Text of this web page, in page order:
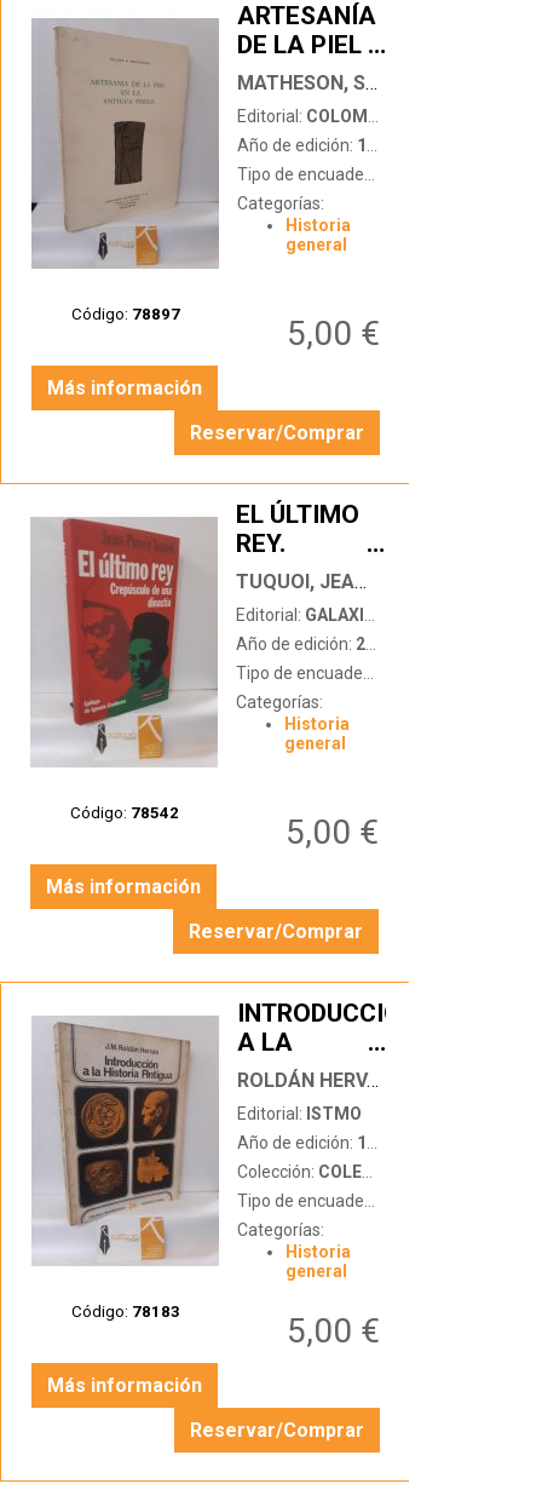
Código: 78897
ARTESANÍA
DE LA PIEL
EN LA
ANTIGUA
PERSIA
…
MATHESON, SYLVIA A.
Editorial: COLOMER MUNMANY (FÁBRICA DE CURTIDOS)
Año de edición: 1978
Tipo de encuadernación:
Categorías:
Historia
general
5,00 €
Más información
Reservar/Comprar
Código: 78542
EL ÚLTIMO
REY.
CREPÚSCULO
DE UNA
DINASTÍA
…
TUQUOI, JEAN-PIERRE
Editorial: GALAXIA GUTENBERG/CÍRCULO DE LECTORES
Año de edición: 2002
Tipo de encuadernación:
Categorías:
Historia
general
5,00 €
Más información
Reservar/Comprar
Código: 78183
INTRODUCCIÓN
A LA
HISTORIA
ANTIGUA
…
ROLDÁN HERVÁS, JOSÉ MANUEL
Editorial: ISTMO
Año de edición: 1975
Colección: COLEGIO UNIVERSITARIO
Tipo de encuadernación:
Categorías:
Historia
general
5,00 €
Más información
Reservar/Comprar